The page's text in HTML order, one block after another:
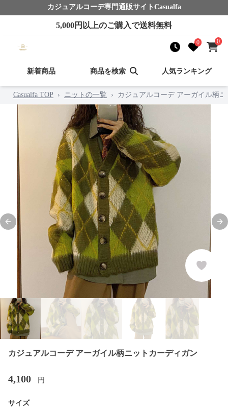
カジュアルコーデ専門通販サイト Casualfa
5,000円以上のご購入で送料無料
0 0
新着商品 商品を検索 人気ランキング
Casualfa TOP › ニットの一覧 › カジュアルコーデ アーガイル柄
Previous slide
カジュアルコーデ アーガイル柄ニットカーディガン
4,100 円
サイズ